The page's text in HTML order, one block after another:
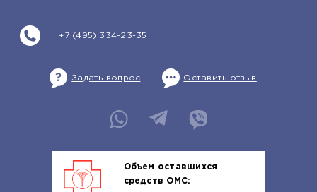
+7 (495) 334-23-35
Задать вопрос Оставить отзыв
Объем оставшихся
средств ОМС: